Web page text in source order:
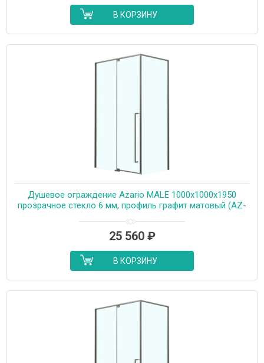
В КОРЗИНУ
Душевое ограждение Azario MALE 1000х1000х1950
прозрачное стекло 6 мм, профиль графит матовый (AZ-
25 560 ₽
В КОРЗИНУ